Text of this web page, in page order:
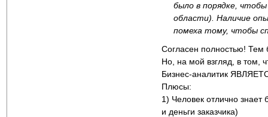
было в порядке,
области). Наличие
помеха тому, чтобы
Согласен полностью! Тем
Но, на мой взгляд, в том,
Бизнес-аналитик
Плюсы:
1) Человек отлично знает
и деньги заказчика)